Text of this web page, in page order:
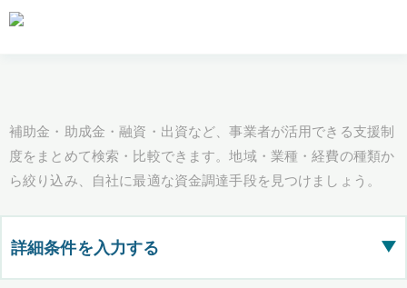
補助金・助成金・融資・出資など、事業者が活用できる支援制
度をまとめて検索・比較できます。地域・業種・経費の種類か
ら絞り込み、自社に最適な資金調達手段を見つけましょう。
詳細条件を入力する ▶